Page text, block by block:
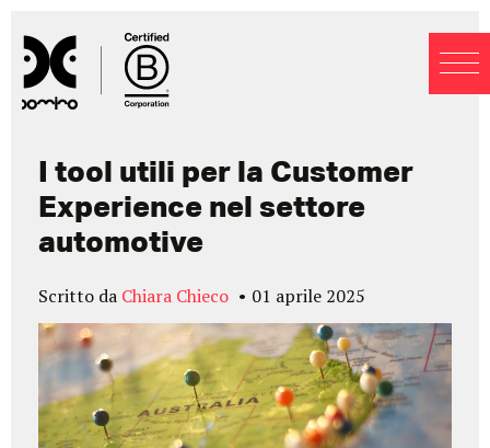
Blog
I tool utili per la Customer
Experience nel settore
automotive
Scritto da Chiara Chieco 01 aprile 2025